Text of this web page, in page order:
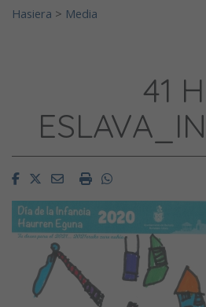
Hasiera > Media
41
FacebookTwitterEmailImprimirWhatsapp